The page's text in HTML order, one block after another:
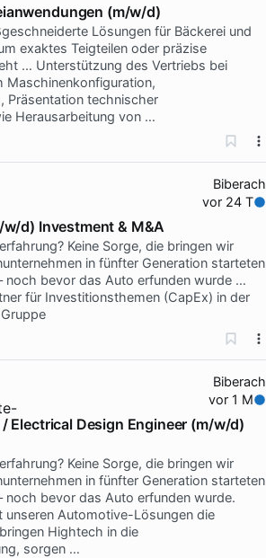
(m/w/d)
Lösungen für Bäckerei und
exaktes Teigteilen oder präzise
… Unterstützung des Vertriebs bei
Maschinenkonfiguration,
Präsentation technischer
Herausarbeitung von …
Biberach
vor 24 T
d) Investment & M&A
Keine Sorge, die bringen wir
in fünfter Generation starteten
noch bevor das Auto erfunden wurde …
für Investitionsthemen (CapEx) in der
Biberach
vor 1 M
Electrical Design Engineer (m/w/d)
Keine Sorge, die bringen wir
in fünfter Generation starteten
noch bevor das Auto erfunden wurde.
unseren Automotive-Lösungen die
Hightech in die
sorgen …